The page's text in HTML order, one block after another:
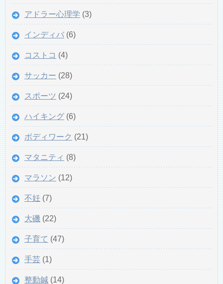
アドラー心理学 (3)
インディバ (6)
コストコ (4)
サッカー (28)
スポーツ (24)
ハイキング (6)
ボディワーク (21)
マタニティ (8)
マラソン (12)
不妊 (7)
大磯 (22)
子育て (47)
手芸 (1)
整動鍼 (14)